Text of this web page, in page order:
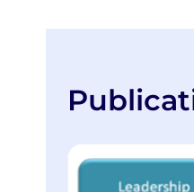
l’article